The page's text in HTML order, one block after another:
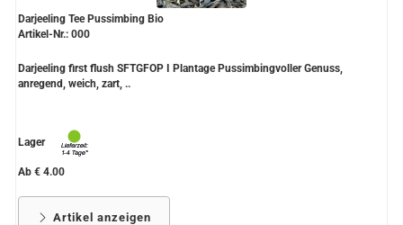
Früchtetee
Darjeeling Tee Pussimbing Bio
Artikel-Nr.: 000
Darjeeling first flush SFTGFOP I Plantage Pussimbingvoller Genuss,
anregend, weich, zart, ..
Lager
Ab € 4.00
Artikel anzeigen